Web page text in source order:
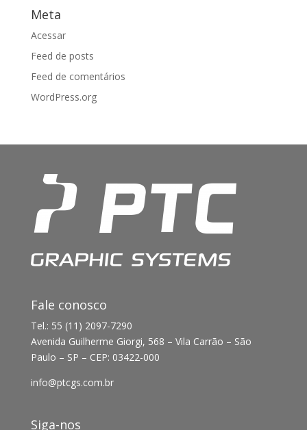
Meta
Acessar
Feed de posts
Feed de comentários
WordPress.org
Fale conosco
Tel.: 55 (11) 2097-7290
Avenida Guilherme Giorgi, 568 – Vila Carrão – São
Paulo – SP – CEP: 03422-000
info@ptcgs.com.br
Siga-nos